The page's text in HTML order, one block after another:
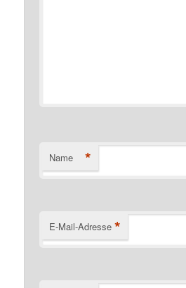
Name *
E-Mail-Adresse *